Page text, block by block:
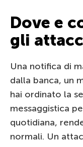
Dove e
gli
Una notifica di
dalla banca, un
hai ordinato la
messaggistica
quotidiana,
normali. Un